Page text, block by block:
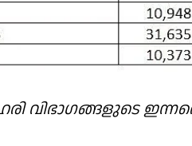
വിഭാഗങ്ങളുടെ